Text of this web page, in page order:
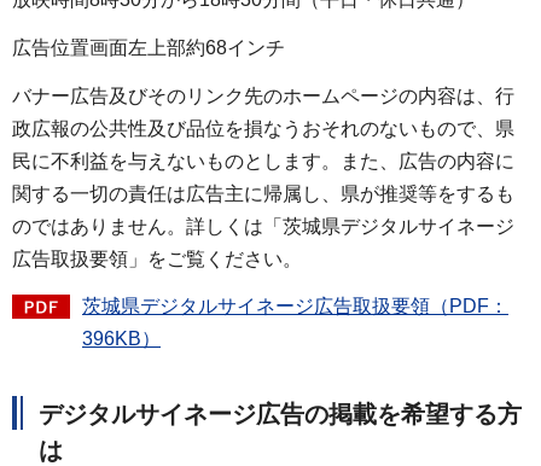
広告位置画面左上部約68インチ
バナー広告及びそのリンク先のホームページの内容は、行
政広報の公共性及び品位を損なうおそれのないもので、県
民に不利益を与えないものとします。また、広告の内容に
関する一切の責任は広告主に帰属し、県が推奨等をするも
のではありません。詳しくは「茨城県デジタルサイネージ
広告取扱要領」をご覧ください。
茨城県デジタルサイネージ広告取扱要領（PDF：
396KB）
デジタルサイネージ広告の掲載を希望する方
は